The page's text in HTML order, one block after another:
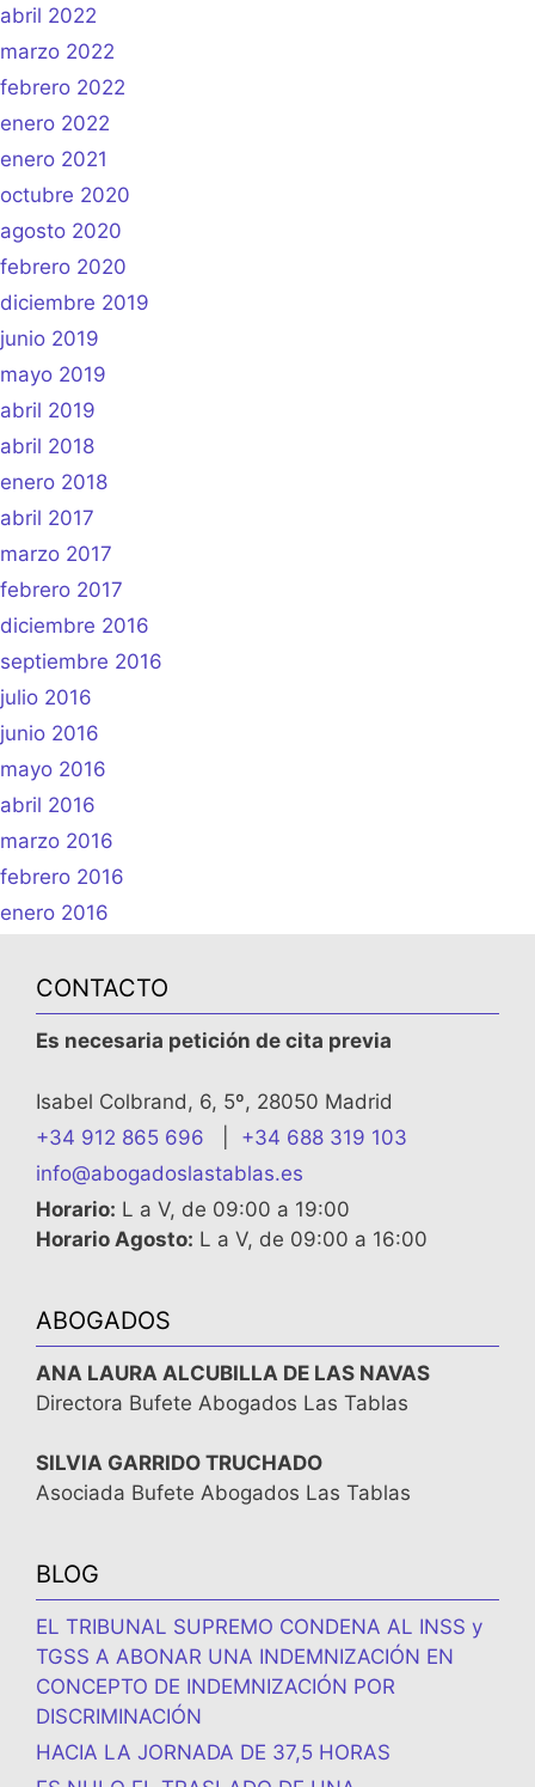
abril 2022
marzo 2022
febrero 2022
enero 2022
enero 2021
octubre 2020
agosto 2020
febrero 2020
diciembre 2019
junio 2019
mayo 2019
abril 2019
abril 2018
enero 2018
abril 2017
marzo 2017
febrero 2017
diciembre 2016
septiembre 2016
julio 2016
junio 2016
mayo 2016
abril 2016
marzo 2016
febrero 2016
enero 2016
CONTACTO
Es necesaria petición de cita previa
Isabel Colbrand, 6, 5º, 28050 Madrid
+34 912 865 696
+34 688 319 103
info@abogadoslastablas.es
Horario: L a V, de 09:00 a 19:00
Horario Agosto: L a V, de 09:00 a 16:00
ABOGADOS
ANA LAURA ALCUBILLA DE LAS NAVAS
Directora Bufete Abogados Las Tablas
SILVIA GARRIDO TRUCHADO
Asociada Bufete Abogados Las Tablas
BLOG
EL TRIBUNAL SUPREMO CONDENA AL INSS y
TGSS A ABONAR UNA INDEMNIZACIÓN EN
CONCEPTO DE INDEMNIZACIÓN POR
DISCRIMINACIÓN
HACIA LA JORNADA DE 37,5 HORAS